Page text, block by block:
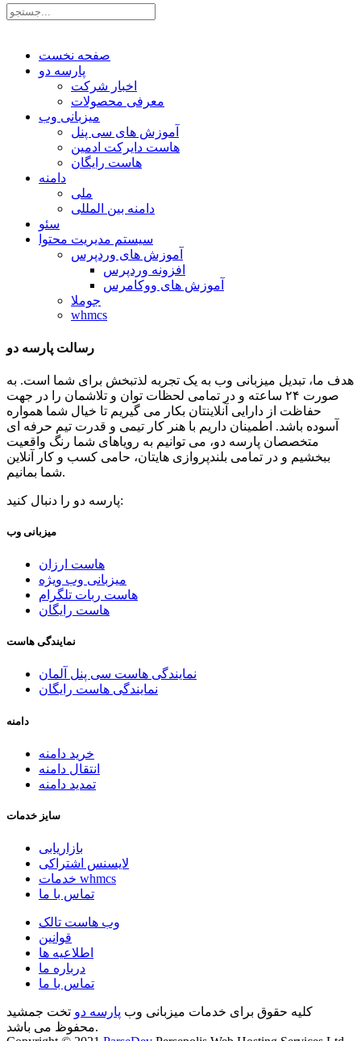
صفحه نخست
پارسه دو
اخبار شرکت
معرفی محصولات
میزبانی وب
آموزش های سی پنل
هاست دایرکت ادمین
هاست رایگان
دامنه
ملی
دامنه بین المللی
سئو
سیستم مدیریت محتوا
آموزش های وردپرس
افزونه وردپرس
آموزش های ووکامرس
جوملا
whmcs
رسالت پارسه دو
هدف ما، تبدیل میزبانی وب به یک تجربه لذتبخش برای شما است. به
صورت ۲۴ ساعته و در تمامی لحظات توان و تلاشمان را در جهت
حفاظت از دارایی آنلاینتان بکار می گیریم تا خیال شما همواره
آسوده باشد. اطمینان داریم با هنر کار تیمی و قدرت تیم حرفه ای
متخصصان پارسه دو، می توانیم به رویاهای شما رنگ واقعیت
ببخشیم و در تمامی بلندپروازی هایتان، حامی کسب و کار آنلاین
شما بمانیم.
پارسه دو را دنبال کنید:
میزبانی وب
هاست ارزان
میزبانی وب ویژه
هاست ربات تلگرام
هاست رایگان
نمایندگی هاست
نمایندگی هاست سی پنل آلمان
نمایندگی هاست رایگان
دامنه
خرید دامنه
انتقال دامنه
تمدید دامنه
سایز خدمات
بازاریابی
لایسنس اشتراکی
خدمات whmcs
تماس با ما
وب هاست تالک
قوانین
اطلاعیه ها
درباره ما
تماس با ما
کلیه حقوق برای خدمات میزبانی وب پارسه دو تخت جمشید
محفوظ می باشد.